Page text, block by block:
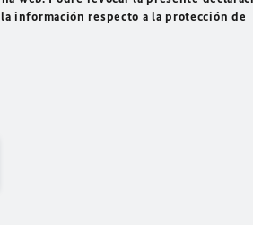
información respecto a la protección de